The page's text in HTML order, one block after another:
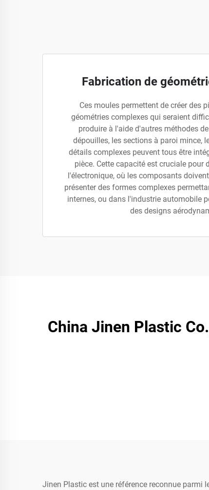
Fabrication de
Ces moules permettent de créer des
géométries complexes qui seraient
produire à l'aide d'autres méthodes
dépouilles, les sections à paroi mince,
détails complexes peuvent tous être
pièce. Cette capacité est cruciale pour
l'électronique, où les composants
présenter des formes complexes
internes, ou dans l'industrie automobile
des designs
China Jinen Plastic
Jinen Plastic est une référence reconnue